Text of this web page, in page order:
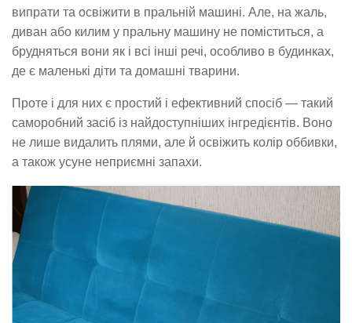
випрати та освіжити в пральній машині. Але, на жаль,
диван або килим у пральну машину не поміститься, а
брудняться вони як і всі інші речі, особливо в будинках,
де є маленькі діти та домашні тварини.
Проте і для них є простий і ефективний спосіб — такий
саморобний засіб із найдоступніших інгредієнтів. Воно
не лише видалить плями, але й освіжить колір оббивки,
а також усуне неприємні запахи.